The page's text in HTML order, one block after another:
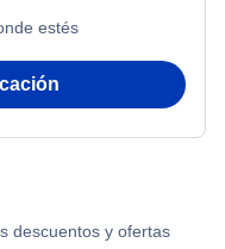
estés
descuentos y ofertas